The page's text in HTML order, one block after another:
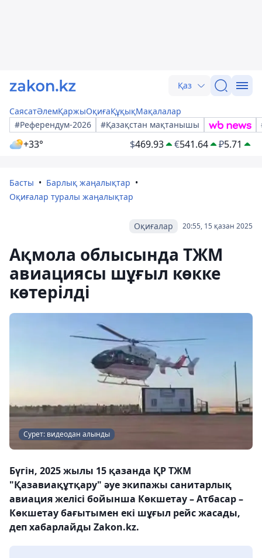
Қаз
СаясатӘлемҚаржыОқиғаҚұқықМақалалар
#Референдум-2026
#Қазақстан мақтанышы
+33° $469.93 €541.64 ₽5.71
Басты
Барлық жаңалықтар
Оқиғалар туралы жаңалықтар
20:55, 15 қазан 2025
Оқиғалар
Ақмола облысында ТЖМ
авиациясы шұғыл көкке
көтерілді
Сурет: видеодан алынды
Бүгін, 2025 жылы 15 қазанда ҚР ТЖМ
"Қазавиақұтқару" әуе экипажы санитарлық
авиация желісі бойынша Көкшетау – Атбасар –
Көкшетау бағытымен екі шұғыл рейс жасады,
деп хабарлайды Zakon.kz.